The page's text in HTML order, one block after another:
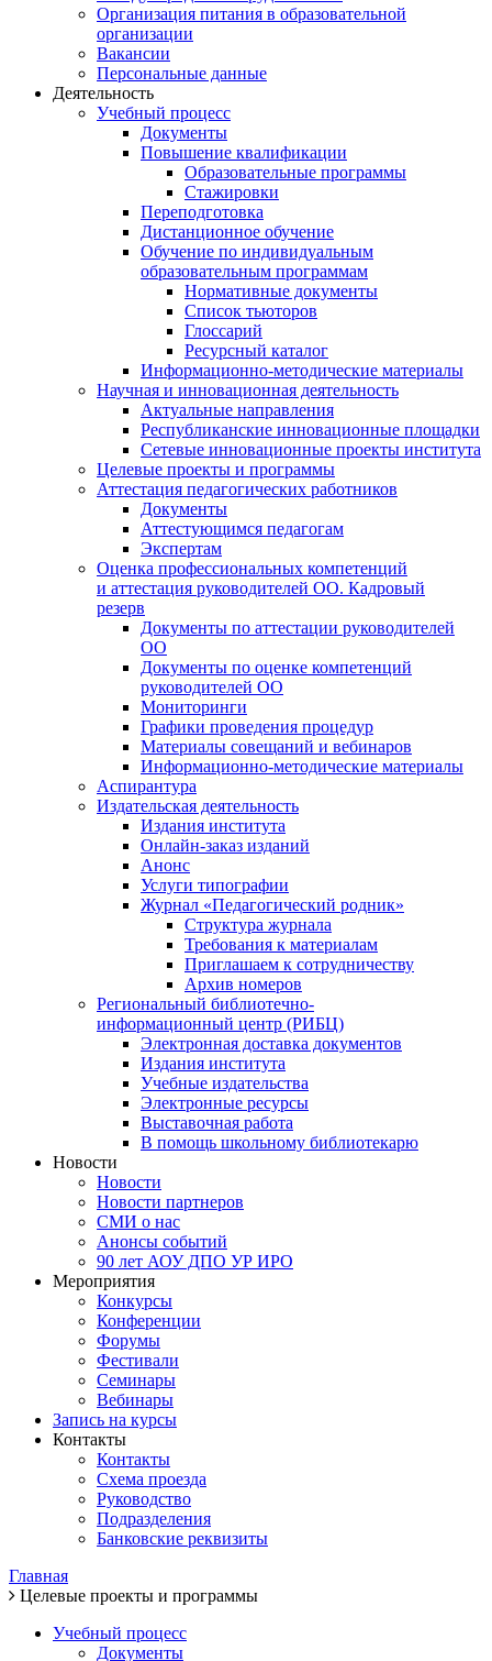
Организация питания в образовательной
организации
Вакансии
Персональные данные
Деятельность
Учебный процесс
Документы
Повышение квалификации
Образовательные программы
Стажировки
Переподготовка
Дистанционное обучение
Обучение по индивидуальным
образовательным программам
Нормативные документы
Список тьюторов
Глоссарий
Ресурсный каталог
Информационно-методические материалы
Научная и инновационная деятельность
Актуальные направления
Республиканские инновационные площадки
Сетевые инновационные проекты института
Целевые проекты и программы
Аттестация педагогических работников
Документы
Аттестующимся педагогам
Экспертам
Оценка профессиональных компетенций
и аттестация руководителей ОО. Кадровый
резерв
Документы по аттестации руководителей
ОО
Документы по оценке компетенций
руководителей ОО
Мониторинги
Графики проведения процедур
Материалы совещаний и вебинаров
Информационно-методические материалы
Аспирантура
Издательская деятельность
Издания института
Онлайн-заказ изданий
Анонс
Услуги типографии
Журнал «Педагогический родник»
Структура журнала
Требования к материалам
Приглашаем к сотрудничеству
Архив номеров
Региональный библиотечно-
информационный центр (РИБЦ)
Электронная доставка документов
Издания института
Учебные издательства
Электронные ресурсы
Выставочная работа
В помощь школьному библиотекарю
Новости
Новости
Новости партнеров
СМИ о нас
Анонсы событий
90 лет АОУ ДПО УР ИРО
Мероприятия
Конкурсы
Конференции
Форумы
Фестивали
Семинары
Вебинары
Запись на курсы
Контакты
Контакты
Схема проезда
Руководство
Подразделения
Банковские реквизиты
Главная
Целевые проекты и программы
Учебный процесс
Документы